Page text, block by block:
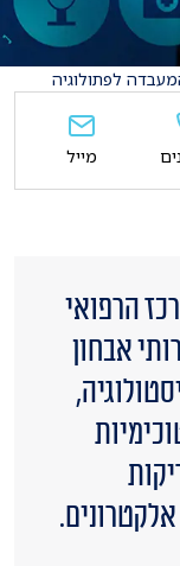
לפתולוגיה
הרפואי
אבחון
מייל